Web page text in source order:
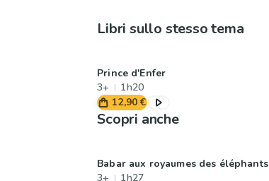
Libri sullo stesso tema
Prince d'Enfer
3+
1h20
12,90 €
Scopri anche
Babar aux royaumes des éléphants
3+
1h27